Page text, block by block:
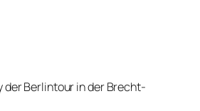
der Berlintour in der Brecht-